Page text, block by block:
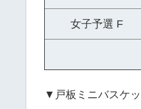
女子予選 F
▼戸板ミニバスケ